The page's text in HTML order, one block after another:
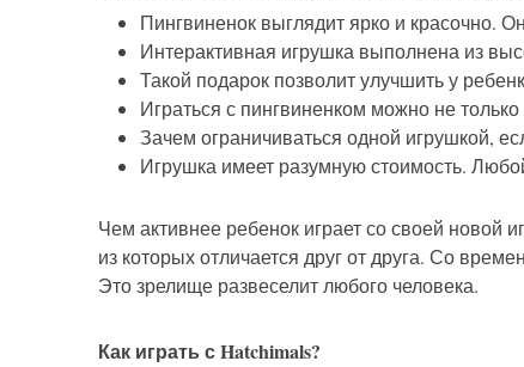
Пингвиненок выглядит ярко и красочно.
Интерактивная игрушка выполнена из
Такой подарок позволит улучшить у
Играться с пингвиненком можно не
Зачем ограничиваться одной игрушкой,
Игрушка имеет разумную стоимость.
Чем активнее ребенок играет со своей новой
из которых отличается друг от друга. Со
Это зрелище развеселит любого человека.
Как играть с Hatchimals?